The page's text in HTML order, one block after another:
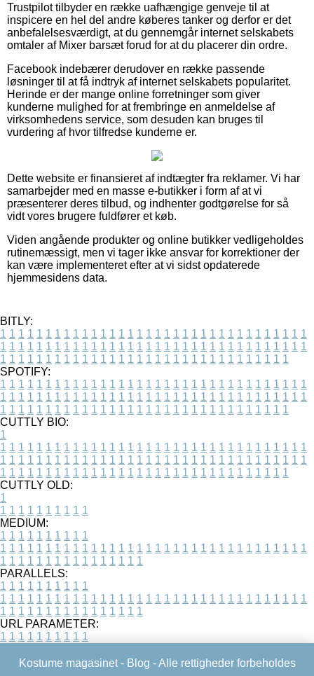
Trustpilot tilbyder en række uafhængige genveje til at
inspicere en hel del andre køberes tanker og derfor er det
anbefalelsesværdigt, at du gennemgår internet selskabets
omtaler af Mixer barsæt forud for at du placerer din ordre.
Facebook indebærer derudover en række passende
løsninger til at få indtryk af internet selskabets popularitet.
Herinde er der mange online forretninger som giver
kunderne mulighed for at frembringe en anmeldelse af
virksomhedens service, som desuden kan bruges til
vurdering af hvor tilfredse kunderne er.
Dette website er finansieret af indtægter fra reklamer. Vi har
samarbejder med en masse e-butikker i form af at vi
præsenterer deres tilbud, og indhenter godtgørelse for så
vidt vores brugere fuldfører et køb.
Viden angående produkter og online butikker vedligeholdes
rutinemæssigt, men vi tager ikke ansvar for korrektioner der
kan være implementeret efter at vi sidst opdaterede
hjemmesidens data.
BITLY:
1 1 1 1 1 1 1 1 1 1 1 1 1 1 1 1 1 1 1 1 1 1 1 1 1 1 1 1 1 1 1 1 1 1
1 1 1 1 1 1 1 1 1 1 1 1 1 1 1 1 1 1 1 1 1 1 1 1 1 1 1 1 1 1 1 1 1 1
1 1 1 1 1 1 1 1 1 1 1 1 1 1 1 1 1 1 1 1 1 1 1 1 1 1 1 1 1 1 1 1
SPOTIFY:
1 1 1 1 1 1 1 1 1 1 1 1 1 1 1 1 1 1 1 1 1 1 1 1 1 1 1 1 1 1 1 1 1 1
1 1 1 1 1 1 1 1 1 1 1 1 1 1 1 1 1 1 1 1 1 1 1 1 1 1 1 1 1 1 1 1 1 1
1 1 1 1 1 1 1 1 1 1 1 1 1 1 1 1 1 1 1 1 1 1 1 1 1 1 1 1 1 1 1 1
CUTTLY BIO:
1
1 1 1 1 1 1 1 1 1 1 1 1 1 1 1 1 1 1 1 1 1 1 1 1 1 1 1 1 1 1 1 1 1 1
1 1 1 1 1 1 1 1 1 1 1 1 1 1 1 1 1 1 1 1 1 1 1 1 1 1 1 1 1 1 1 1 1 1
1 1 1 1 1 1 1 1 1 1 1 1 1 1 1 1 1 1 1 1 1 1 1 1 1 1 1 1 1 1 1 1
CUTTLY OLD:
1
1 1 1 1 1 1 1 1 1 1
MEDIUM:
1 1 1 1 1 1 1 1 1 1
1 1 1 1 1 1 1 1 1 1 1 1 1 1 1 1 1 1 1 1 1 1 1 1 1 1 1 1 1 1 1 1 1 1
1 1 1 1 1 1 1 1 1 1 1 1 1 1 1 1
PARALLELS:
1 1 1 1 1 1 1 1 1 1
1 1 1 1 1 1 1 1 1 1 1 1 1 1 1 1 1 1 1 1 1 1 1 1 1 1 1 1 1 1 1 1 1 1
1 1 1 1 1 1 1 1 1 1 1 1 1 1 1 1
URL PARAMETER:
1 1 1 1 1 1 1 1 1 1
Kostume magasinet - Blog - Alle rettigheder forbeholdes